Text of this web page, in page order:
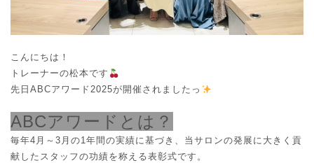
こんにちは！
トレーナーの松本です
先日ABCアワード2025が開催されましたっ
ABCアワードとは？
毎年4月～3月の1年間の実績に基づき、当サロンの発展に大きく貢
献したスタッフの功績を称える表彰式です。